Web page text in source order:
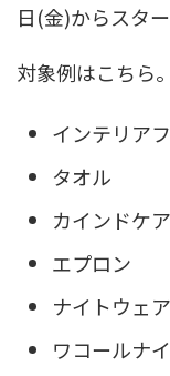
日(金)からスタ
対象例はこちら。
インテリア
タオル
カインドケア
エプロン
ナイトウェア
ワコールナ